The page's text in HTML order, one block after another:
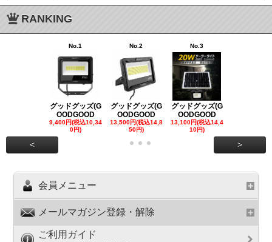
RANKING
No.1
グッドグッズ(G
OODGOOD
9,400円(税込10,34
0円)
No.2
グッドグッズ(G
OODGOOD
13,500円(税込14,8
50円)
No.3
グッドグッズ(G
OODGOOD
13,100円(税込14,4
10円)
< >
会員メニュー
メールマガジン登録・解除
ご利用ガイド